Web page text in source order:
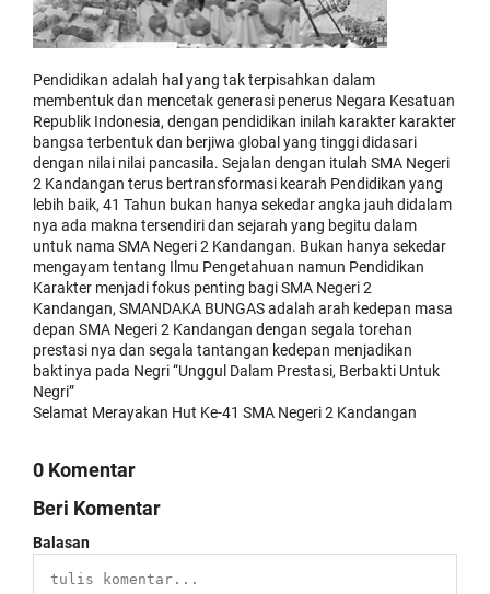
Pendidikan adalah hal yang tak terpisahkan dalam
membentuk dan mencetak generasi penerus Negara Kesatuan
Republik Indonesia, dengan pendidikan inilah karakter karakter
bangsa terbentuk dan berjiwa global yang tinggi didasari
dengan nilai nilai pancasila. Sejalan dengan itulah SMA Negeri
2 Kandangan terus bertransformasi kearah Pendidikan yang
lebih baik, 41 Tahun bukan hanya sekedar angka jauh didalam
nya ada makna tersendiri dan sejarah yang begitu dalam
untuk nama SMA Negeri 2 Kandangan. Bukan hanya sekedar
mengayam tentang Ilmu Pengetahuan namun Pendidikan
Karakter menjadi fokus penting bagi SMA Negeri 2
Kandangan, SMANDAKA BUNGAS adalah arah kedepan masa
depan SMA Negeri 2 Kandangan dengan segala torehan
prestasi nya dan segala tantangan kedepan menjadikan
baktinya pada Negri “Unggul Dalam Prestasi, Berbakti Untuk
Negri”
Selamat Merayakan Hut Ke-41 SMA Negeri 2 Kandangan
0 Komentar
Beri Komentar
Balasan